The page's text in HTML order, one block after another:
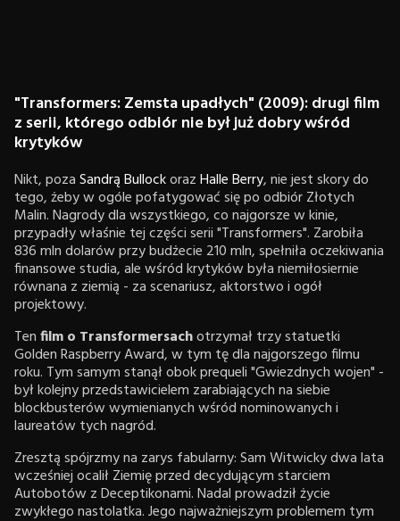
"Transformers: Zemsta upadłych" (2009): drugi film
z serii, którego odbiór nie był już dobry wśród
krytyków
Nikt, pozaSandrą BullockorazHalle Berry, nie jest skory do
tego, żeby w ogóle pofatygować się po odbiór Złotych
Malin. Nagrody dla wszystkiego, co najgorsze w kinie,
przypadły właśnie tej części serii "Transformers". Zarobiła
836 mln dolarów przy budżecie 210 mln, spełniła oczekiwania
finansowe studia, ale wśród krytyków była niemiłosiernie
równana z ziemią - za scenariusz, aktorstwo i ogół
projektowy.
Tenfilm o Transformersachotrzymał trzy statuetki
Golden Raspberry Award, w tym tę dla najgorszego filmu
roku. Tym samym stanął obok prequeli "Gwiezdnych wojen" -
był kolejny przedstawicielem zarabiających na siebie
blockbusterów wymienianych wśród nominowanych i
laureatów tych nagród.
Zresztą spójrzmy na zarys fabularny: Sam Witwicky dwa lata
wcześniej ocalił Ziemię przed decydującym starciem
Autobotów z Deceptikonami. Nadal prowadził życie
zwykłego nastolatka. Jego najważniejszym problemem tym